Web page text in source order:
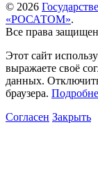
© 2026
«РОСАТОМ».
Все права
Этот сайт
выражаете своё
данных.
браузера.
Согласен Закрыть